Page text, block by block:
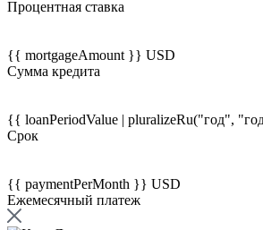
Процентная ставка
{{ mortgageAmount }} USD
Сумма кредита
{{ loanPeriodValue | pluralizeRu("год",
Срок
{{ paymentPerMonth }} USD
Ежемесячный платеж